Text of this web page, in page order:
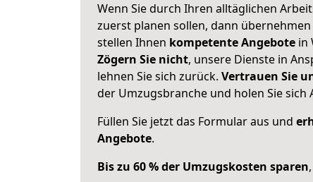
Wenn Sie durch Ihren alltäglichen
zuerst planen sollen, dann
stellen Ihnen kompetente Angebote in
Zögern Sie nicht, unsere Dienste in
lehnen Sie sich zurück. Vertrauen Sie
der Umzugsbranche und holen Sie sich
Füllen Sie jetzt das Formular aus und
Angebote.
Bis zu 60 % der Umzugskosten sparen